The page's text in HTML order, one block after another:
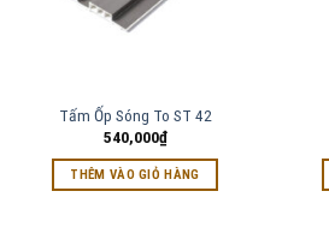
Tấm Ốp Sóng To ST 42
540,000₫
THÊM VÀO GIỎ HÀNG